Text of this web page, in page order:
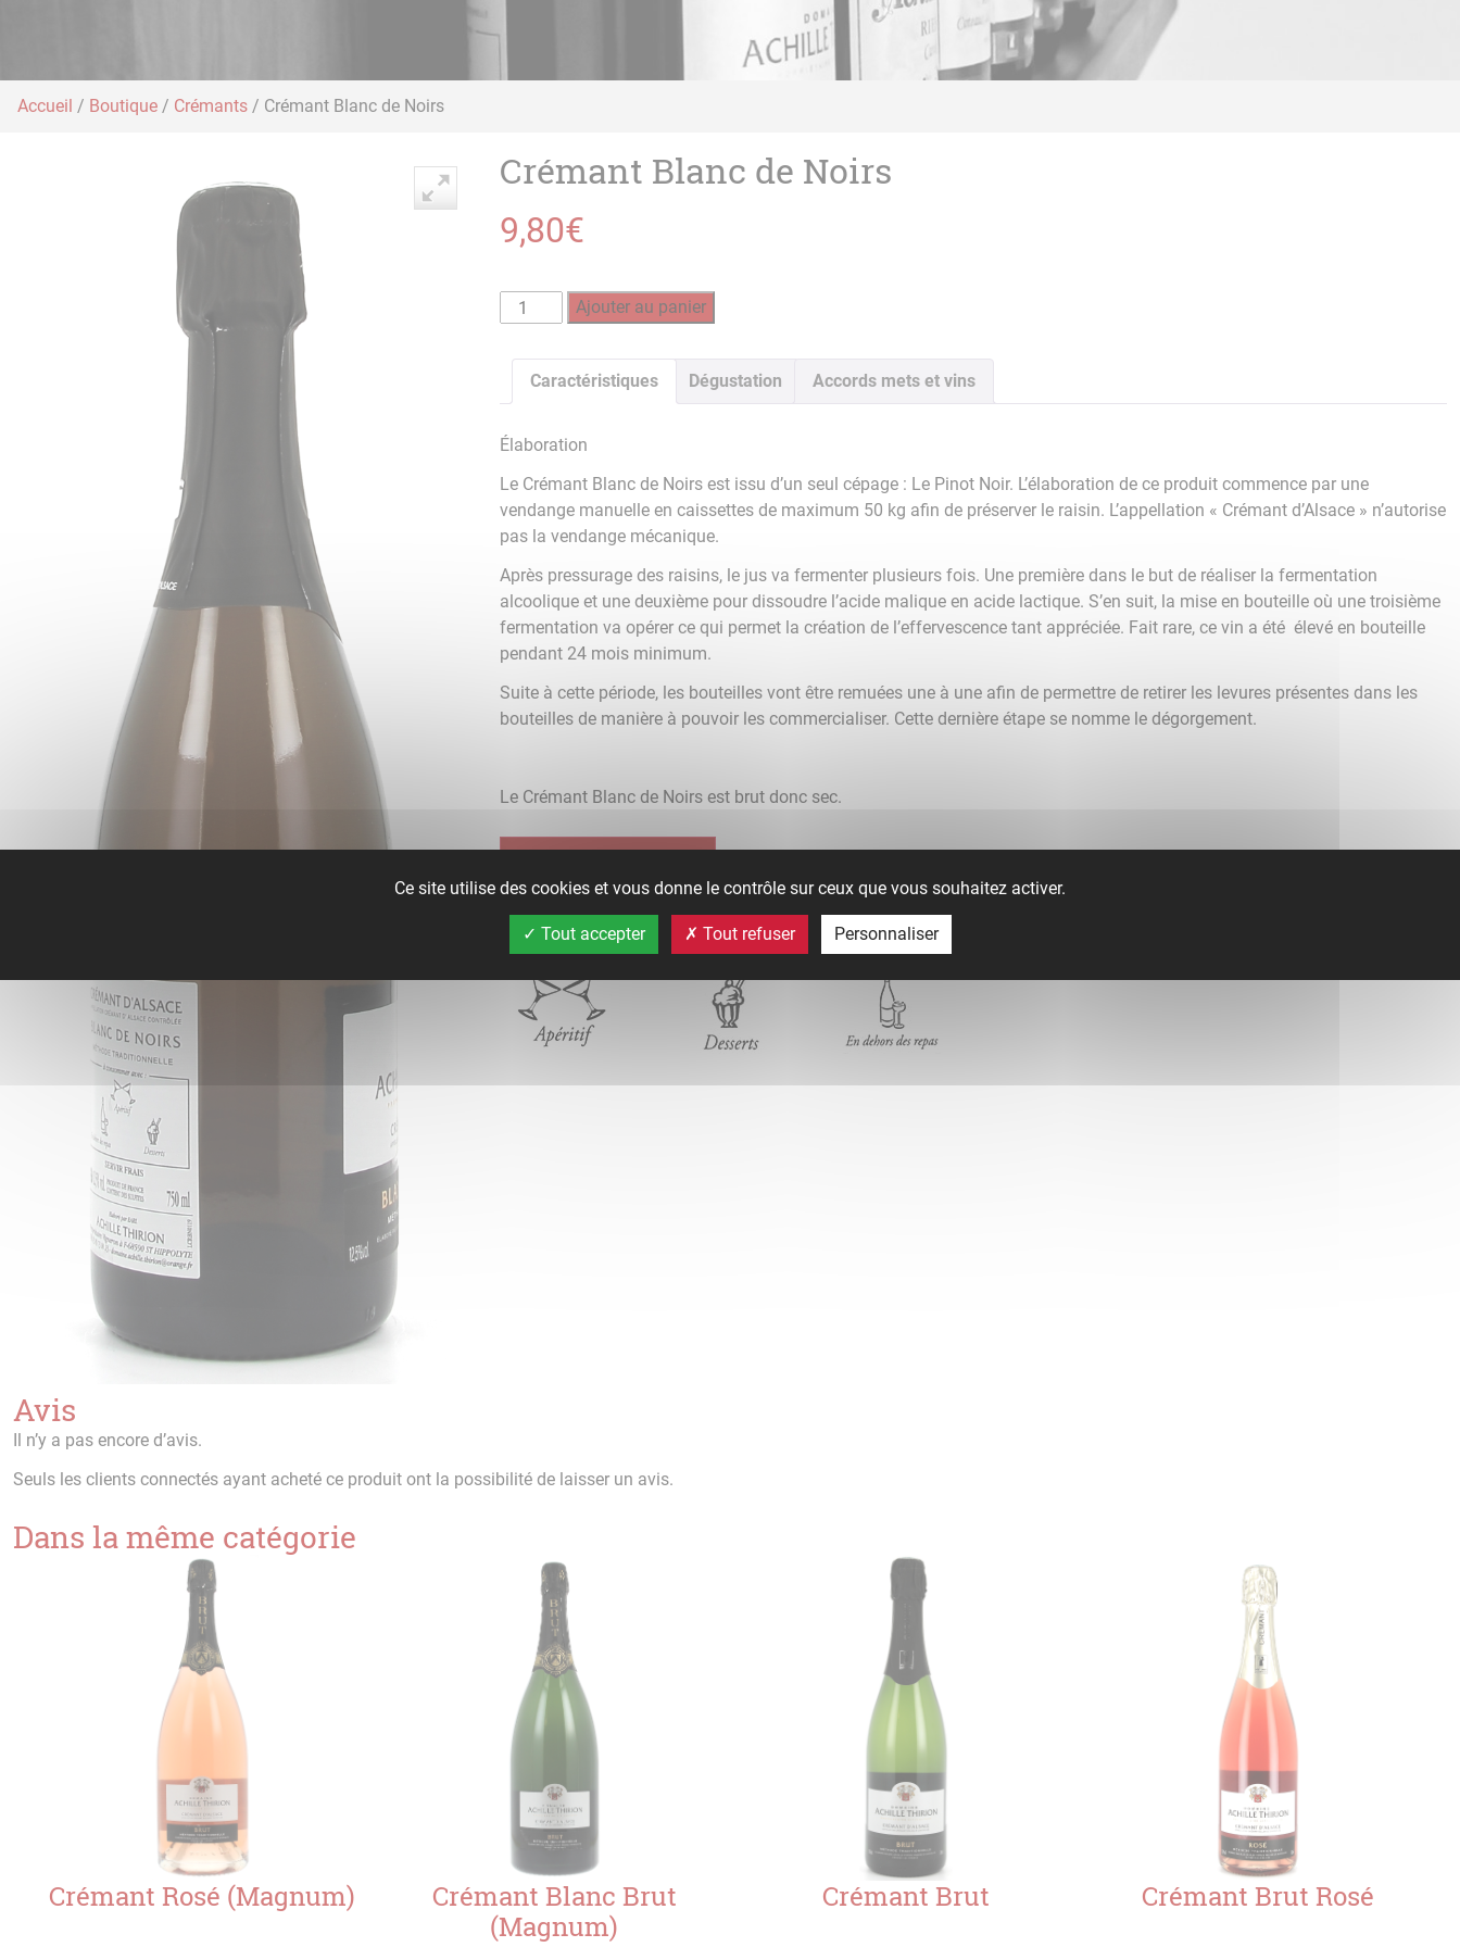
Accueil / Boutique / Crémants / Crémant Blanc de Noirs
Crémant Blanc de Noirs
9,80€
quantité
de
Crémant
Blanc
de
Noirs
Ajouter au panier
Caractéristiques Dégustation Accords mets et vins
Élaboration
Le Crémant Blanc de Noirs est issu d’un seul cépage : Le Pinot Noir. L’élaboration de ce produit commence par une
vendange manuelle en caissettes de maximum 50 kg afin de préserver le raisin. L’appellation « Crémant d’Alsace » n’autorise
pas la vendange mécanique.
Après pressurage des raisins, le jus va fermenter plusieurs fois. Une première dans le but de réaliser la fermentation
alcoolique et une deuxième pour dissoudre l’acide malique en acide lactique. S’en suit, la mise en bouteille où une troisième
fermentation va opérer ce qui permet la création de l’effervescence tant appréciée. Fait rare, ce vin a été élevé en bouteille
pendant 24 mois minimum.
Suite à cette période, les bouteilles vont être remuées une à une afin de permettre de retirer les levures présentes dans les
bouteilles de manière à pouvoir les commercialiser. Cette dernière étape se nomme le dégorgement.
Le Crémant Blanc de Noirs est brut donc sec.
Catégorie :Crémants
Avis
Il n’y a pas encore d’avis.
Seuls les clients connectés ayant acheté ce produit ont la possibilité de laisser un avis.
Dans la même catégorie
Crémant Rosé (Magnum)
Crémant Blanc Brut
(Magnum)
Crémant Brut Crémant Brut Rosé
Ce site utilise des cookies et vous donne le contrôle sur ceux que vous souhaitez activer.
Tout accepter Tout refuser Personnaliser